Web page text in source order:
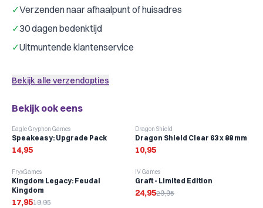
Merk: Gamegenic Dragon Shield
✓Verzenden naar afhaalpunt of huisadres
✓30 dagen bedenktijd
✓Uitmuntende klantenservice
Bekijk alle verzendopties
Bekijk ook eens
Eagle Gryphon Games
Speakeasy: Upgrade Pack
14,95
Dragon Shield
Dragon Shield Clear 63 x 88 mm
10,95
-10%
FryxGames
Kingdom Legacy: Feudal
Kingdom
17,9519,95
-17%
IV Games
Graft - Limited Edition
24,9529,95